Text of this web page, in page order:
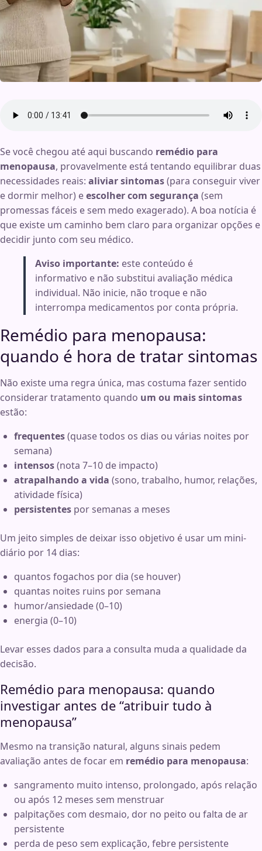
Se você chegou até aqui buscando remédio para
menopausa, provavelmente está tentando equilibrar duas
necessidades reais: aliviar sintomas(para conseguir viver
e dormir melhor) eescolher com segurança (sem
promessas fáceis e sem medo exagerado). A boa notícia é
que existe um caminho bem claro para organizar opções e
decidir junto com seu médico.
Aviso importante: este conteúdo é
informativo e não substitui avaliação médica
individual. Não inicie, não troque e não
interrompa medicamentos por conta própria.
Remédio para menopausa:
quando é hora de tratar sintomas
Não existe uma regra única, mas costuma fazer sentido
considerar tratamento quando um ou mais sintomas
estão:
frequentes(quase todos os dias ou várias noites por
semana)
intensos(nota 7–10 de impacto)
atrapalhando a vida (sono, trabalho, humor, relações,
atividade física)
persistentes por semanas a meses
Um jeito simples de deixar isso objetivo é usar um mini-
diário por 14 dias:
quantos fogachos por dia (se houver)
quantas noites ruins por semana
humor/ansiedade (0–10)
energia (0–10)
Levar esses dados para a consulta muda a qualidade da
decisão.
Remédio para menopausa: quando
investigar antes de “atribuir tudo à
menopausa”
Mesmo na transição natural, alguns sinais pedem
avaliação antes de focar em remédio para menopausa:
sangramento muito intenso, prolongado, após relação
ou após 12 meses sem menstruar
palpitações com desmaio, dor no peito ou falta de ar
persistente
perda de peso sem explicação, febre persistente